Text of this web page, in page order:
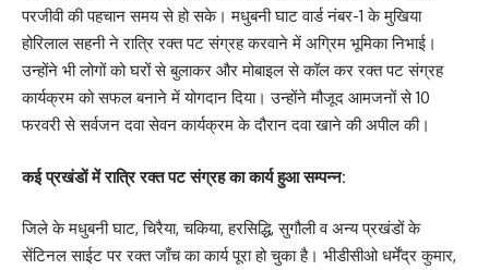
परजीवी की पहचान समय से हो सके। मधुबनी घाट वार्ड नंबर-1 के मुखिया
होरिलाल सहनी ने रात्रि रक्त पट संग्रह करवाने में अग्रिम भूमिका निभाई।
उन्होंने भी लोगों को घरों से बुलाकर और मोबाइल से कॉल कर रक्त पट संग्रह
कार्यक्रम को सफल बनाने में योगदान दिया। उन्होंने मौजूद आमजनों से 10
फरवरी से सर्वजन दवा सेवन कार्यक्रम के दौरान दवा खाने की अपील की।
कई प्रखंडों में रात्रि रक्त पट संग्रह का कार्य हुआ सम्पन्न:
जिले के मधुबनी घाट, चिरैया, चकिया, हरसिद्धि, सुगौली व अन्य प्रखंडों के
सेंटिनल साईट पर रक्त जाँच का कार्य पूरा हो चुका है। भीडीसीओ धर्मेंद्र कुमार,